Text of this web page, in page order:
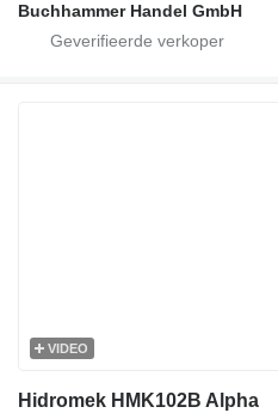
Buchhammer Handel GmbH
VIDEO
Hidromek HMK102B Alpha